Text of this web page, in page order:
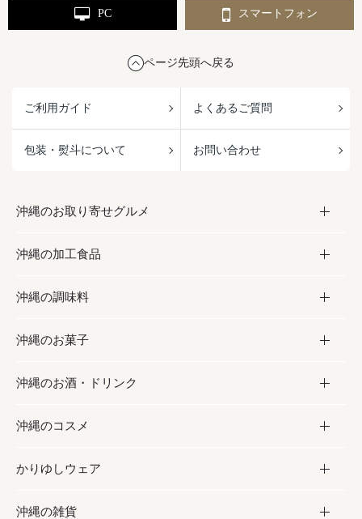
PC スマートフォン
ページ先頭へ戻る
ご利用ガイド よくあるご質問
包装・熨斗について お問い合わせ
沖縄のお取り寄せグルメ
お取り寄せグルメ
フルーツ・野菜
お肉
海産物
沖縄の加工食品
加工食品
缶詰／パウチ
沖縄料理
沖縄そば／乾麺
レトルト食品
乾物／粉類
沖縄の調味料
調味料
砂糖／黒砂糖
塩
お酢／ドレッシング
しょうゆ
沖縄のお菓子
お菓子
黒糖
ちんすこう
伝統菓子
沖縄のお酒・ドリンク
お酒・ドリンク
泡盛
ビール・チューハイ
沖縄のコスメ
コスメ
スキンケア
かりゆしウェア
かりゆしウェア
沖縄の雑貨